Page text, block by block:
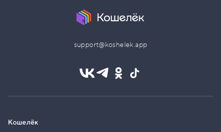
support@koshelek.app
Кошелёк